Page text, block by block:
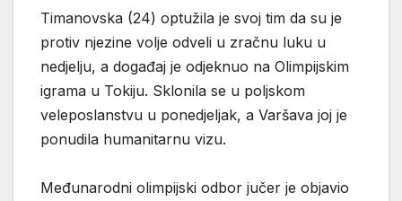
Timanovska (24) optužila je svoj tim da su je
protiv njezine volje odveli u zračnu luku u
nedjelju, a događaj je odjeknuo na Olimpijskim
igrama u Tokiju. Sklonila se u poljskom
veleposlanstvu u ponedjeljak, a Varšava joj je
ponudila humanitarnu vizu.
Međunarodni olimpijski odbor jučer je objavio